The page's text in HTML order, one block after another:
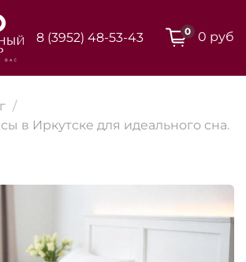
8 (3952) 48-53-43 0 0 руб
в Иркутске для идеального сна.
банков